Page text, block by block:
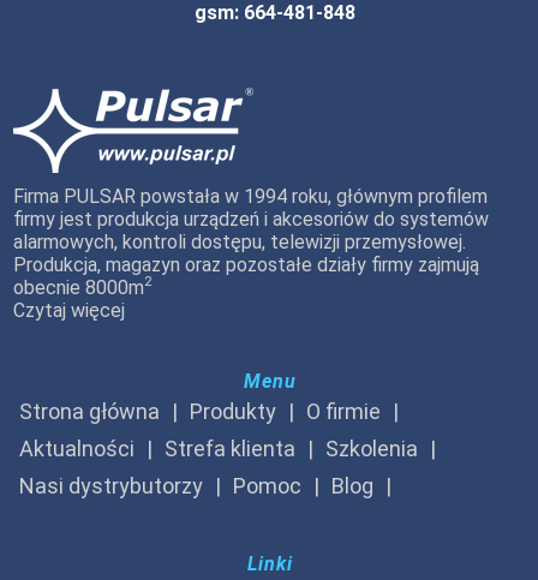
gsm: 664-481-848
Firma PULSAR powstała w 1994 roku, głównym profilem
firmy jest produkcja urządzeń i akcesoriów do systemów
alarmowych, kontroli dostępu, telewizji przemysłowej.
Produkcja, magazyn oraz pozostałe działy firmy zajmują
obecnie 8000m2
Czytaj więcej
Menu
Strona główna Produkty
O firmie
Aktualności
Strefa klienta
Szkolenia
Nasi dystrybutorzy
Pomoc Blog
Linki